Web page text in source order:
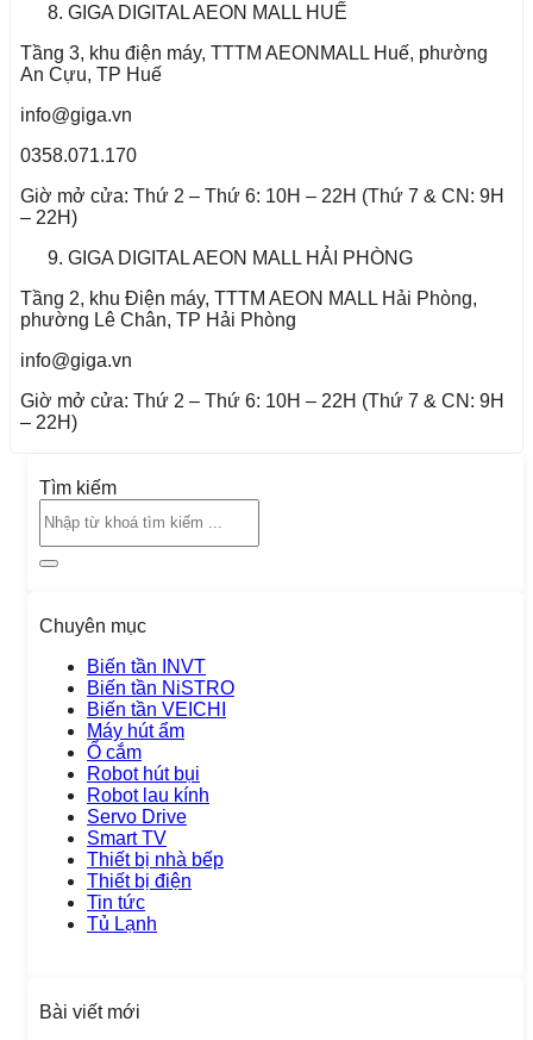
GIGA DIGITAL AEON MALL HUẾ
Tầng 3, khu điện máy, TTTM AEONMALL Huế, phường
An Cựu, TP Huế
info@giga.vn
0358.071.170
Giờ mở cửa: Thứ 2 – Thứ 6: 10H – 22H (Thứ 7 & CN: 9H
– 22H)
GIGA DIGITAL AEON MALL HẢI PHÒNG
Tầng 2, khu Điện máy, TTTM AEON MALL Hải Phòng,
phường Lê Chân, TP Hải Phòng
info@giga.vn
Giờ mở cửa: Thứ 2 – Thứ 6: 10H – 22H (Thứ 7 & CN: 9H
– 22H)
Tìm kiếm
Chuyên mục
Biến tần INVT
Biến tần NiSTRO
Biến tần VEICHI
Máy hút ẩm
Ổ cắm
Robot hút bụi
Robot lau kính
Servo Drive
Smart TV
Thiết bị nhà bếp
Thiết bị điện
Tin tức
Tủ Lạnh
Bài viết mới